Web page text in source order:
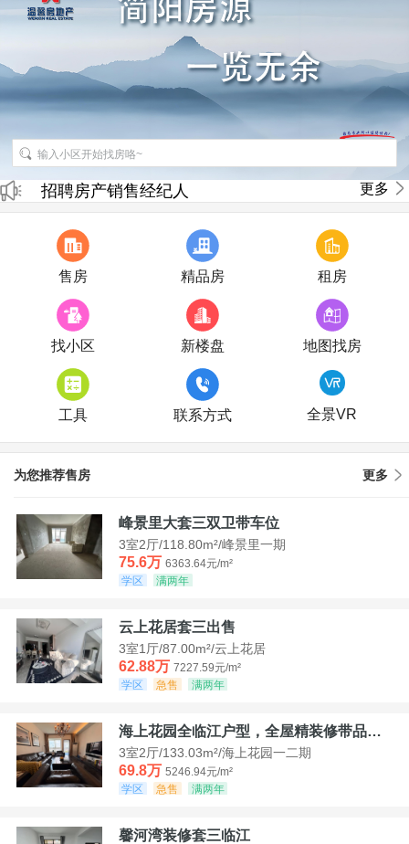
招聘房产销售经纪人
房产直播
更多
售房 精品房 租房
找小区 新楼盘 地图找房
工具 联系方式 全景VR
为您推荐售房 更多
峰景里大套三双卫带车位
3室2厅/118.80m²/峰景里一期
75.6万 6363.64元/m²
学区
满两年
云上花居套三出售
3室1厅/87.00m²/云上花居
62.88万 7227.59元/m²
学区
急售 满两年
海上花园全临江户型，全屋精装修带品牌家具家电，诚意出售！
3室2厅/133.03m²/海上花园一二期
69.8万 5246.94元/m²
学区
急售 满两年
馨河湾装修套三临江